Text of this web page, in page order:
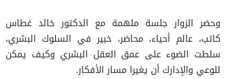
وحضر الزوار جلسة ملهمة مع الدكتور خالد غطاس
كاتب، عالم أحياء، محاضر، خبير في السلوك البشري،
سلطت الضوء على عمق العقل البشري وكيف يمكن
للوعي والإدارك أن يغيرا مسار الأفكار.